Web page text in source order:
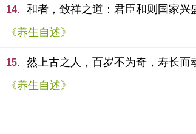
14.
和者，致祥之道：君臣和则国家兴
《养生自述》
15.
然上古之人，百岁不为奇，寿长而
《养生自述》